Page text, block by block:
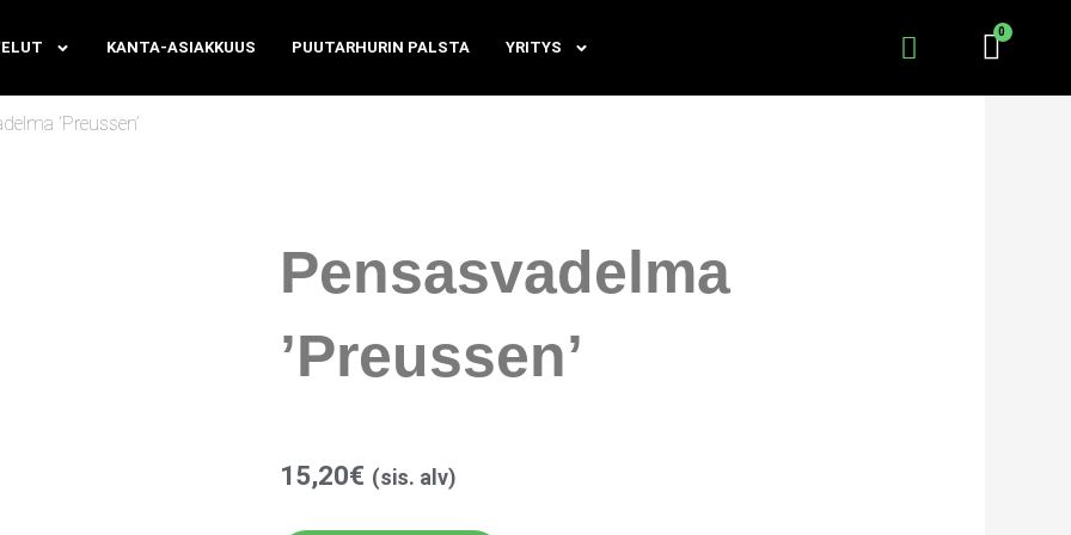
KANTA-ASIAKKUUS PUUTARHURIN PALSTA YRITYS
’Preussen’
Pensasvadelma
’Preussen’
15,20€ (sis. alv)